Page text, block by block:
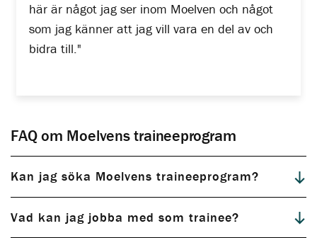
här är något jag ser inom Moelven och något
som jag känner att jag vill vara en del av och
bidra till."
FAQ om Moelvens traineeprogram
Kan jag söka Moelvens traineeprogram?
Vad kan jag jobba med som trainee?